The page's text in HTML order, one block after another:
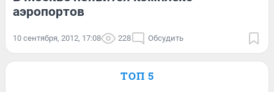
аэропортов
10 сентября, 2012, 17:08 228 Обсудить
ТОП 5